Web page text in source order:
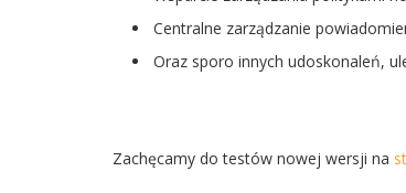
Centralne zarządzanie
Oraz sporo innych udoskonaleń,
Zachęcamy do testów nowej wersji na